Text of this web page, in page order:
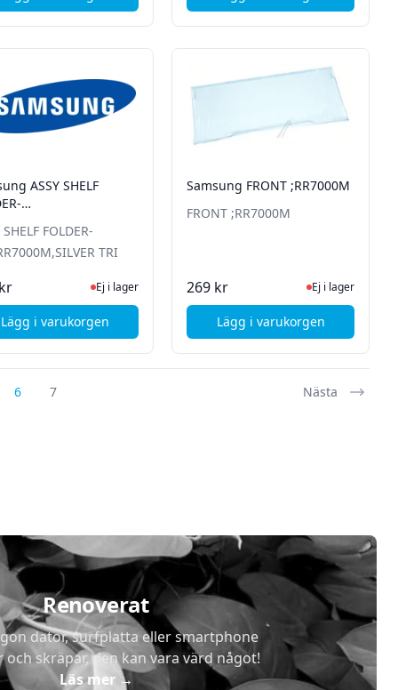
för senaste status
ASSY SHELF
SHELF FOLDER-
TRI
Ej i lager, besök produktsidan för senaste status
Ej i lager
Lägg i varukorgen, Samsung ASSY SHELF FOLDER-REF;RR7000M,SILVER TRI
Samsung FRONT ;RR7000M
FRONT ;RR7000M
269 kr Ej i lager, besök
Ej i lager
Lägg i varukorgen, Samsung FRONT
6 7 Nästa
Renoverat
dator, surfplatta eller smartphone
och skräpar, den kan vara värd något!
Läs mer→